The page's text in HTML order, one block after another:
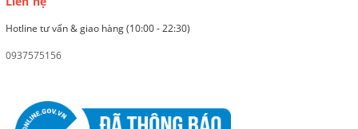
Hotline tư vấn & giao hàng (10:00 - 22:30)
0937575156